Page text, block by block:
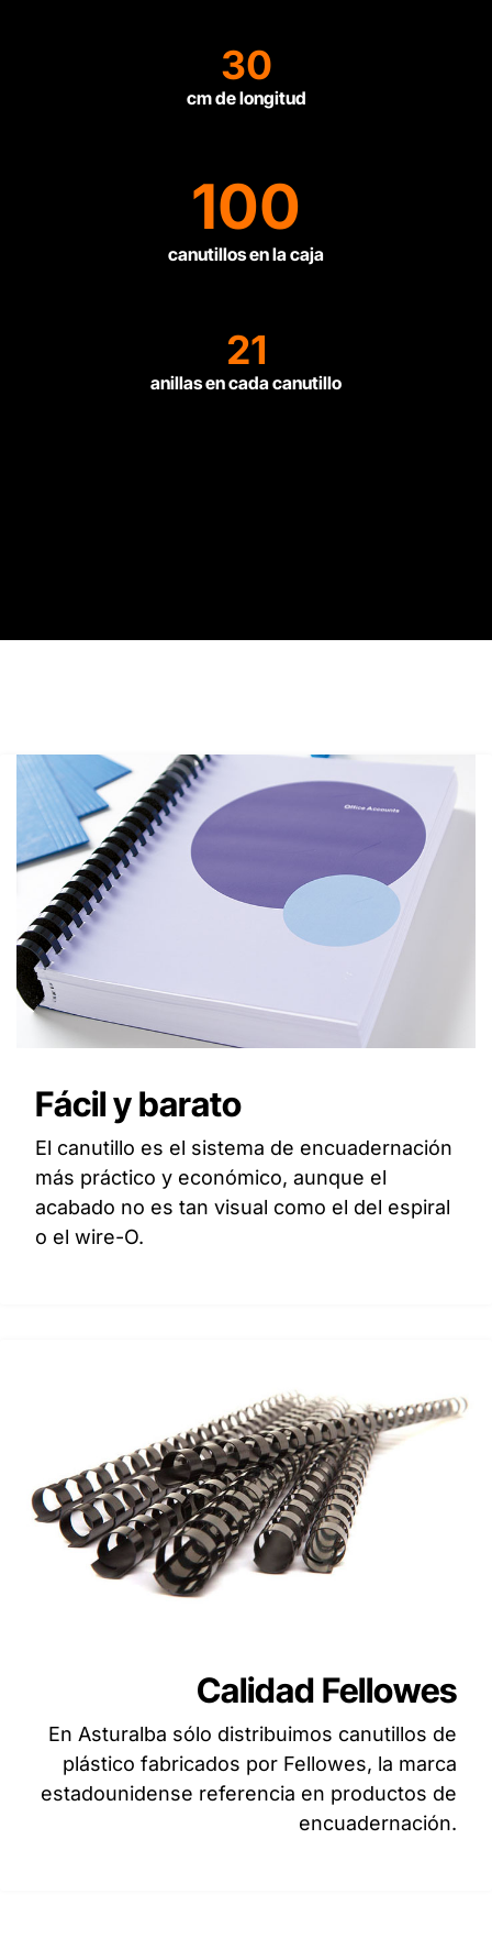
30
cm de longitud
100
canutillos en la caja
21
anillas en cada canutillo
Fácil y barato
El canutillo es el sistema de encuadernación
más práctico y económico, aunque el
acabado no es tan visual como el del espiral
o el wire-O.
Calidad Fellowes
En Asturalba sólo distribuimos canutillos de
plástico fabricados por Fellowes, la marca
estadounidense referencia en productos de
encuadernación.